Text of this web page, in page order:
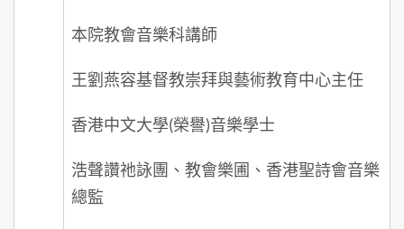
本院教會音樂科講師
王劉燕容基督教崇拜與藝術教育中心主任
香港中文大學(榮譽)音樂學士
浩聲讚祂詠團、教會樂圃、香港聖詩會音樂
總監